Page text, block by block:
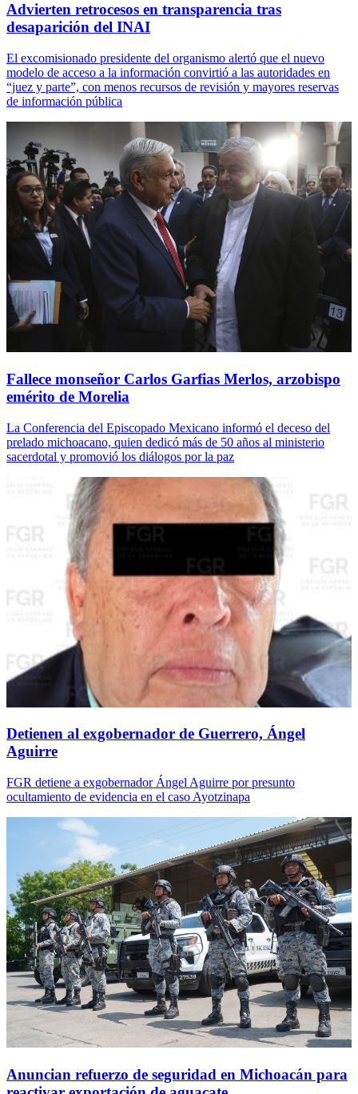
Advierten retrocesos en transparencia tras
desaparición del INAI
El excomisionado presidente del organismo alertó que el nuevo
modelo de acceso a la información convirtió a las autoridades en
“juez y parte”, con menos recursos de revisión y mayores reservas
de información pública
Fallece monseñor Carlos Garfias Merlos, arzobispo
emérito de Morelia
La Conferencia del Episcopado Mexicano informó el deceso del
prelado michoacano, quien dedicó más de 50 años al ministerio
sacerdotal y promovió los diálogos por la paz
Detienen al exgobernador de Guerrero, Ángel
Aguirre
FGR detiene a exgobernador Ángel Aguirre por presunto
ocultamiento de evidencia en el caso Ayotzinapa
Anuncian refuerzo de seguridad en Michoacán para